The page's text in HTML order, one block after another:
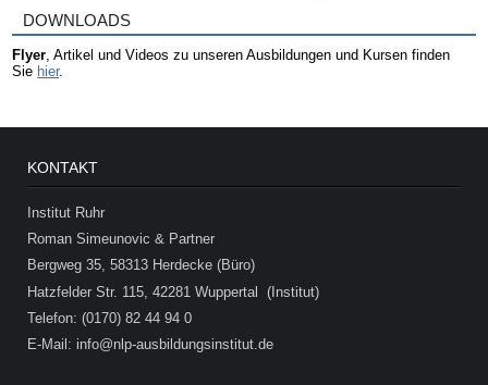
DOWNLOADS
Flyer, Artikel und Videos zu unseren Ausbildungen und Kursen finden
Sie hier.
KONTAKT
Institut Ruhr
Roman Simeunovic & Partner
Bergweg 35, 58313 Herdecke (Büro)
Hatzfelder Str. 115, 42281 Wuppertal (Institut)
Telefon: (0170) 82 44 94 0
E-Mail: info@nlp-ausbildungsinstitut.de